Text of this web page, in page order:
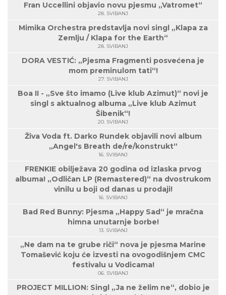
Fran Uccellini objavio novu pjesmu „Vatromet“
28. SVIBANJ
Mimika Orchestra predstavlja novi singl „Klapa za
Zemlju / Klapa for the Earth“
28. SVIBANJ
DORA VESTIĆ: „Pjesma Fragmenti posvećena je
mom preminulom tati“!
27. SVIBANJ
Boa II - „Sve što imamo (Live klub Azimut)“ novi je
singl s aktualnog albuma „Live klub Azimut
Šibenik“!
20. SVIBANJ
Živa Voda ft. Darko Rundek objavili novi album
„Angel's Breath de/re/konstrukt“
16. SVIBANJ
FRENKIE obilježava 20 godina od izlaska prvog
albuma! „Odličan LP (Remastered)“ na dvostrukom
vinilu u boji od danas u prodaji!
16. SVIBANJ
Bad Red Bunny: Pjesma „Happy Sad“ je mračna
himna unutarnje borbe!
13. SVIBANJ
„Ne dam na te grube riči“ nova je pjesma Marine
Tomašević koju će izvesti na ovogodišnjem CMC
festivalu u Vodicama!
06. SVIBANJ
PROJECT MILLION: Singl „Ja ne želim ne“, dobio je